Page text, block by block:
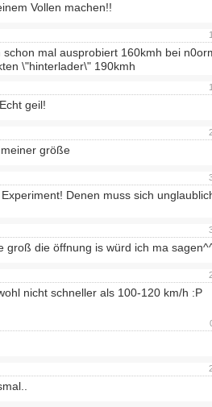
Vollen machen!!
mal ausprobiert 160kmh bei
\"hinterlader\" 190kmh
geil!
größe
Denen muss sich
groß die öffnung is würd ich ma
nicht schneller als 100-120 km/h :P